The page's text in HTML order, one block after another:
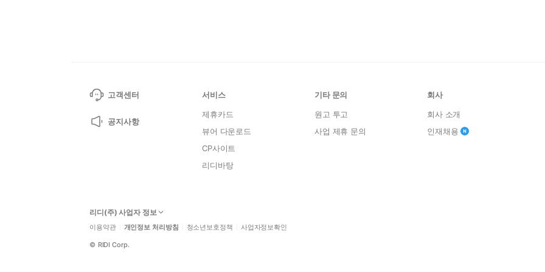
고객센터
공지사항
서비스
제휴카드
뷰어 다운로드
CP사이트
리디바탕
기타 문의
원고 투고
사업 제휴 문의
회사
회사 소개
인재채용
리디(주) 사업자 정보
이용약관 개인정보 처리방침 청소년보호정책 사업자정보확인
© RIDI Corp.